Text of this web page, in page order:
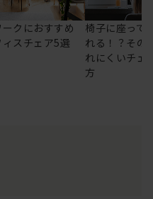
クにおすすめ
スチェア5選
椅子に座って
れる！？その
れにくいチェ
方